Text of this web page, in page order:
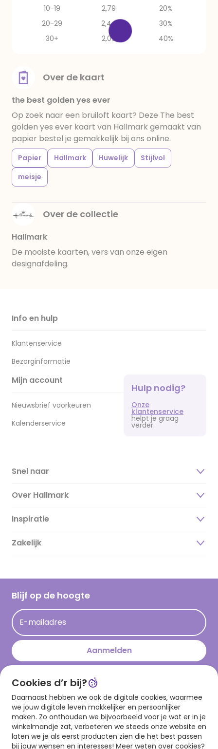
10-19
2,79
20%
20-29
2,44
30%
30+
2,09 40%
Over de kaart
the best golden yes ever
Op zoek naar een bruiloft kaart? Deze The best
golden yes ever kaart van Hallmark gemaakt van
papier bestel je gemakkelijk bij ons online.
Papier Hallmark Huwelijk
Stijlvol
meisje
Over de collectie
Hallmark
De mooiste kaarten, vers van onze eigen
designafdeling.
Info en hulp
Klantenservice
Bezorginformatie
Mijn account
Nieuwsbrief voorkeuren
Kalenderservice
Hulp nodig?
Onze
klantenservice
helpt je graag
verder.
Snel naar
Over Hallmark
Over ons
Duurzaamheid
Hallmark Kaartclub
Acties
Persberichten
Hallmark en Kinderpostzegels
Inspiratie
Magazine
Cadeau inspiratie
Kaartinspiratie
Zakelijk
Blijf op de hoogte
E-mailadres
Aanmelden
Download onze app
Cookies d’r bij?
Daarnaast hebben we ook de digitale cookies, waarmee
we jouw digitale leven makkelijker en persoonlijker
maken. Zo onthouden we bijvoorbeeld voor je wat er in je
winkelmandje zat, verbeteren we steeds onze website en
laten we je als eerst producten zien die het best passen
bij jouw wensen en interesses! Meer weten over cookies?